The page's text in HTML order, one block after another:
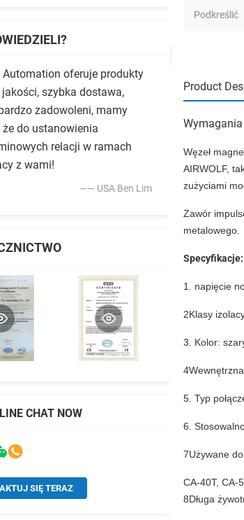
oferuje produkty
szybka dostawa,
zadowoleni, mamy
że do ustanowienia
relacji w ramach
z wami!
—— USA Ben Lim
CHAT NOW
SIĘ TERAZ
Podkreślić
Product
Węzeł
AIRWOLF,
zużyciami
Zawór
metalowego.
Specyfikacje:
1. napięcie
2Klasy
3. Kolor:
5. Typ
6.
7Używane
CA-40T, CA-
8Długa